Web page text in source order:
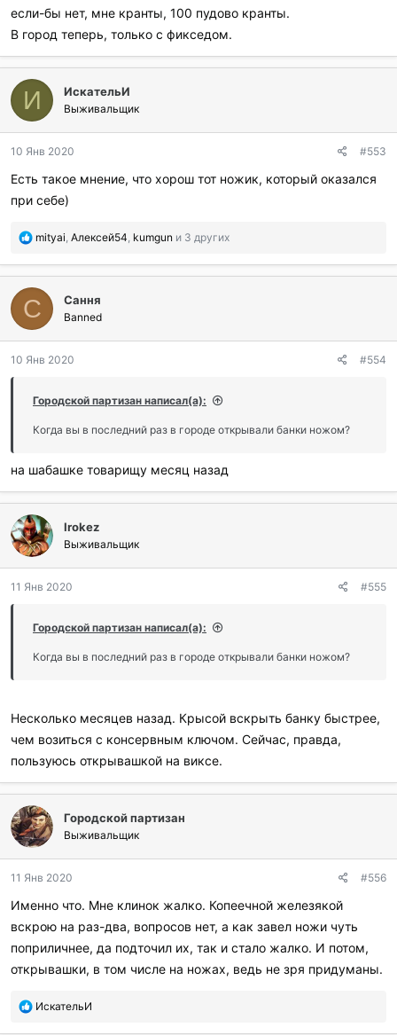
если-бы нет, мне кранты, 100 пудово кранты.
В город теперь, только с фикседом.
И ИскательИ
Выживальщик
10 Янв 2020 #553
Есть такое мнение, что хорош тот ножик, который оказался
при себе)
П
б
л
а
г
о
а
и
и
mityai, Алексей54, kumgun и 3 других
С Сання
Banned
10 Янв 2020 #554
Городской партизан написал(а):
Когда вы в последний раз в городе открывали банки ножом?
на шабашке товарищу месяц назад
Irokez
Выживальщик
11 Янв 2020 #555
Городской партизан написал(а):
Когда вы в последний раз в городе открывали банки ножом?
Несколько месяцев назад. Крысой вскрыть банку быстрее,
чем возиться с консервным ключом. Сейчас, правда,
пользуюсь открывашкой на виксе.
Городской партизан
Выживальщик
11 Янв 2020 #556
Именно что. Мне клинок жалко. Копеечной железякой
вскрою на раз-два, вопросов нет, а как завел ножи чуть
поприличнее, да подточил их, так и стало жалко. И потом,
открывашки, в том числе на ножах, ведь не зря придуманы.
П
ИскательИ